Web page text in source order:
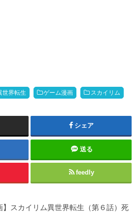
世界転生 ゲーム漫画 スカイリム
シェア
送る
feedly
】スカイリム異世界転生（第６話）死